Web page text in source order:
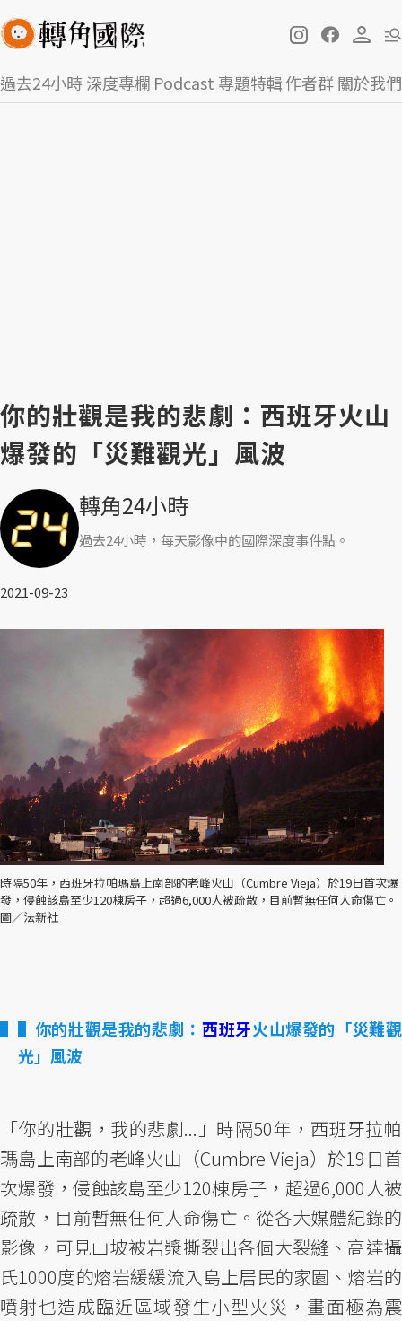
過去24小時深度專欄 Podcast 專題特輯作者群關於我們
你的壯觀是我的悲劇：西班牙火山
爆發的「災難觀光」風波
轉角24小時
過去24小時，每天影像中的國際深度事件點。
2021-09-23
時隔50年，西班牙拉帕瑪島上南部的老峰火山（Cumbre Vieja）於19日首次爆
發，侵蝕該島至少120棟房子，超過6,000人被疏散，目前暫無任何人命傷亡。
圖／法新社
▌你的壯觀是我的悲劇： 西班牙火山爆發的「災難觀
光」風波
「你的壯觀，我的悲劇...」時隔50年，西班牙拉帕
瑪島上南部的老峰火山（Cumbre Vieja）於19日首
次爆發，侵蝕該島至少120棟房子，超過6,000人被
疏散，目前暫無任何人命傷亡。從各大媒體紀錄的
影像，可見山坡被岩漿撕裂出各個大裂縫、高達攝
氏1000度的熔岩緩緩流入島上居民的家園、熔岩的
噴射也造成臨近區域發生小型火災，畫面極為震